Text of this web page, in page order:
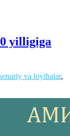
yilligiga
va loyihalar,